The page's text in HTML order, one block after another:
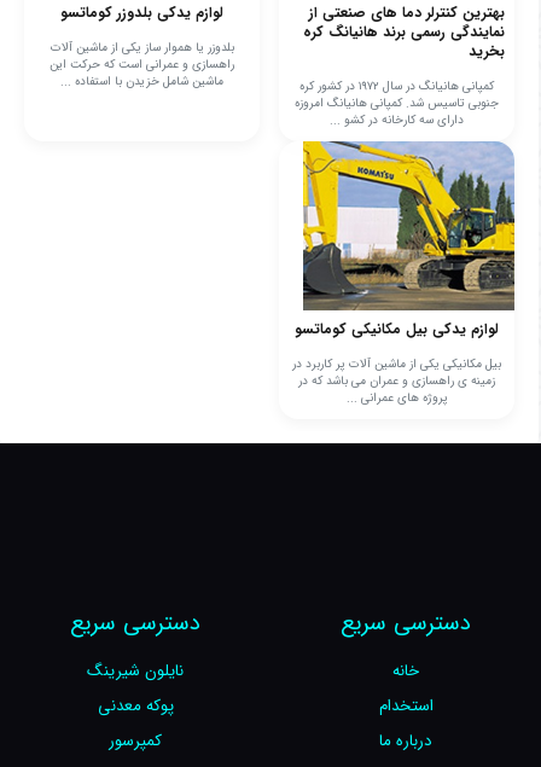
بهترین کنترلر دما های صنعتی از
نمایندگی رسمی برند هانیانگ کره
بخرید
کمپانی هانیانگ در سال ۱۹۷۲ در کشور کره
جنوبی تاسیس شد. کمپانی هانیانگ امروزه
دارای سه کارخانه در کشو ...
لوازم یدکی بلدوزر کوماتسو
بلدوزر یا هموار ساز یکی از ماشین آلات
راهسازی و عمرانی است که حرکت این
ماشین شامل خزیدن با استفاده ...
لوازم یدکی بیل مکانیکی کوماتسو
بیل مکانیکی یکی از ماشین آلات پر کاربرد در
زمینه ی راهسازی و عمران می باشد که در
پروژه های عمرانی ...
دسترسی سریع
خانه
استخدام
درباره ما
دسترسی سریع
نایلون شیرینگ
پوکه معدنی
کمپرسور